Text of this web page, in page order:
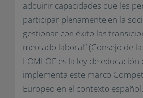
adquirir capacidades que les
participar plenamente en la
gestionar con éxito las
mercado laboral” (Consejo de
LOMLOE es la ley de educación
implementa este marco
Europeo en el contexto español.